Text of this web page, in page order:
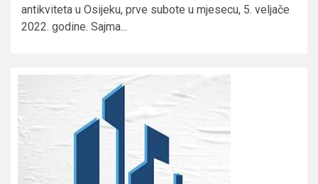
antikviteta u Osijeku, prve subote u mjesecu, 5. veljače
2022. godine. Sajma...